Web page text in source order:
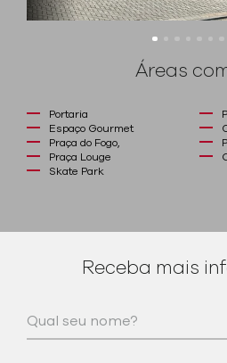
Áreas
Portaria
Espaço Gourmet
Praça do Fogo,
Praça Louge
Skate Park
Receba mais
Qual seu nome?